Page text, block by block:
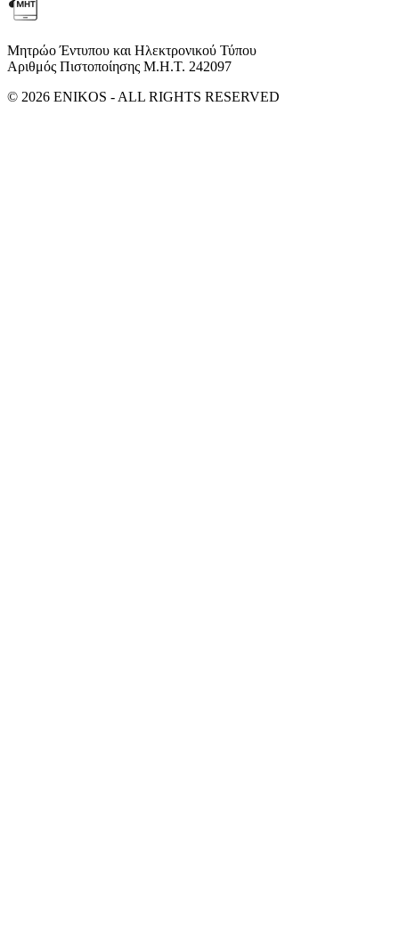
Μητρώο Έντυπου και Ηλεκτρονικού Τύπου
Αριθμός Πιστοποίησης Μ.Η.Τ. 242097
© 2026 ENIKOS - ALL RIGHTS RESERVED